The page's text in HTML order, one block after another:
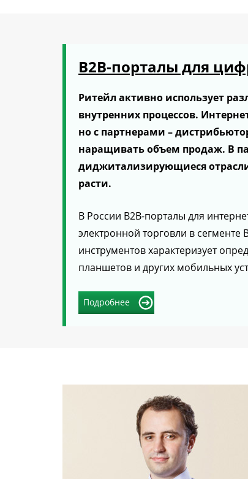
В2В-порталы для
Ритейл активно использует
внутренних процессов.
но с партнерами –
наращивать объем продаж. В
диджитализирующиеся
расти.
В России В2В-порталы для
электронной торговли в
инструментов характеризует
планшетов и других мобильных
Подробнее